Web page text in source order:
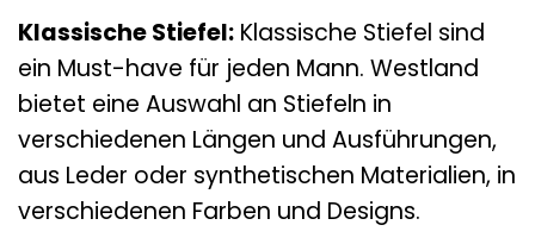
Klassische Stiefel: Klassische Stiefel sind
ein Must-have für jeden Mann. Westland
bietet eine Auswahl an Stiefeln in
verschiedenen Längen und Ausführungen,
aus Leder oder synthetischen Materialien, in
verschiedenen Farben und Designs.